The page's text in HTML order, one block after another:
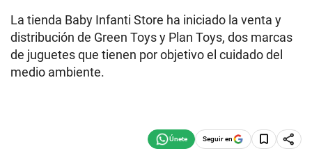
La tienda Baby Infanti Store ha iniciado la venta y
distribución de Green Toys y Plan Toys, dos marcas
de juguetes que tienen por objetivo el cuidado del
medio ambiente.
Seguir en